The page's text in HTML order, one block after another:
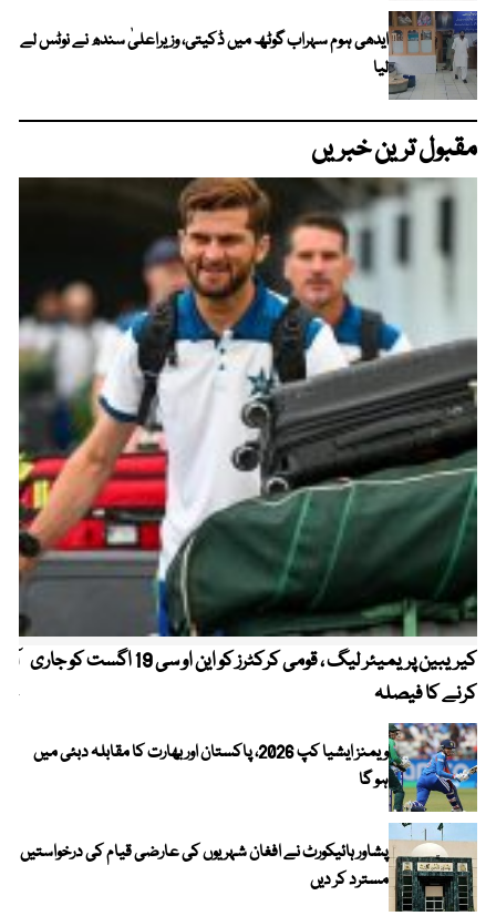
ایدھی ہوم سہراب گوٹھ میں ڈکیتی، وزیراعلیٰ سندھ نے نوٹس لے
لیا
مقبول ترین خبریں
کیریبین پریمیئر لیگ ، قومی کرکٹرز کو این او سی 19 اگست کو جاری
کرنے کا فیصلہ
ویمنز ایشیا کپ 2026، پاکستان اور بھارت کا مقابلہ دبئی میں
ہو گا
پشاور ہائیکورٹ نے افغان شہریوں کی عارضی قیام کی درخواستیں
مسترد کر دیں